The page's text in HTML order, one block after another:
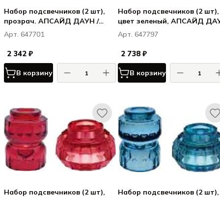
Набор подсвечников (2 шт),
прозрач. АПСАЙД ДАУН /
UPSIDE DOWN TRANSPARENT
Арт. 647701
2 342 ₽
В корзину
Набор подсвечников (2 шт),
цвет зеленый, АПСАЙД
/ UPSIDE DOWN VERT OLIVE
Арт. 647797
2 738 ₽
В корзину
Набор подсвечников (2 шт),
Набор подсвечников (2 шт),